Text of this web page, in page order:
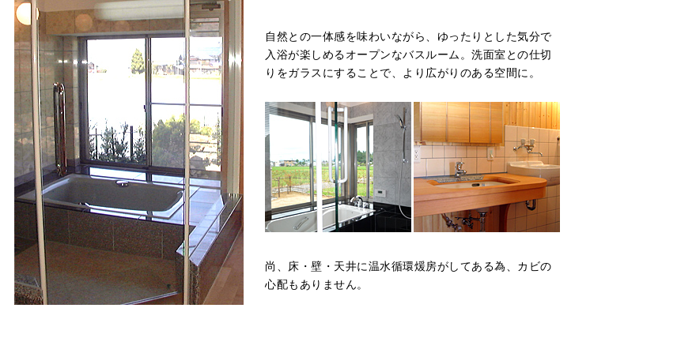
自然との一体感を味わいながら、ゆったりとした気分で
入浴が楽しめるオープンなバスルーム。洗面室との仕切
りをガラスにすることで、より広がりのある空間に。
尚、床・壁・天井に温水循環煖房がしてある為、カビの
心配もありません。